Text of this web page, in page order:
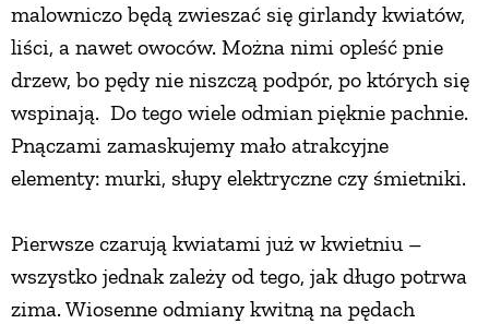
malowniczo będą zwieszać się girlandy kwiatów,
liści, a nawet owoców. Można nimi opleść pnie
drzew, bo pędy nie niszczą podpór, po których się
wspinają. Do tego wiele odmian pięknie pachnie.
Pnączami zamaskujemy mało atrakcyjne
elementy: murki, słupy elektryczne czy śmietniki.
Pierwsze czarują kwiatami już w kwietniu –
wszystko jednak zależy od tego, jak długo potrwa
zima. Wiosenne odmiany kwitną na pędach
PRZEPISY
ŚNIADANIA
PRZYSTAWKI
DANIA GŁÓWNE